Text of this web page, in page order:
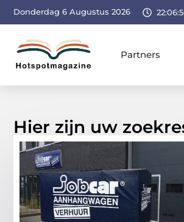
Donderdag 6 Augustus 2026
Partners
Hier zijn uw